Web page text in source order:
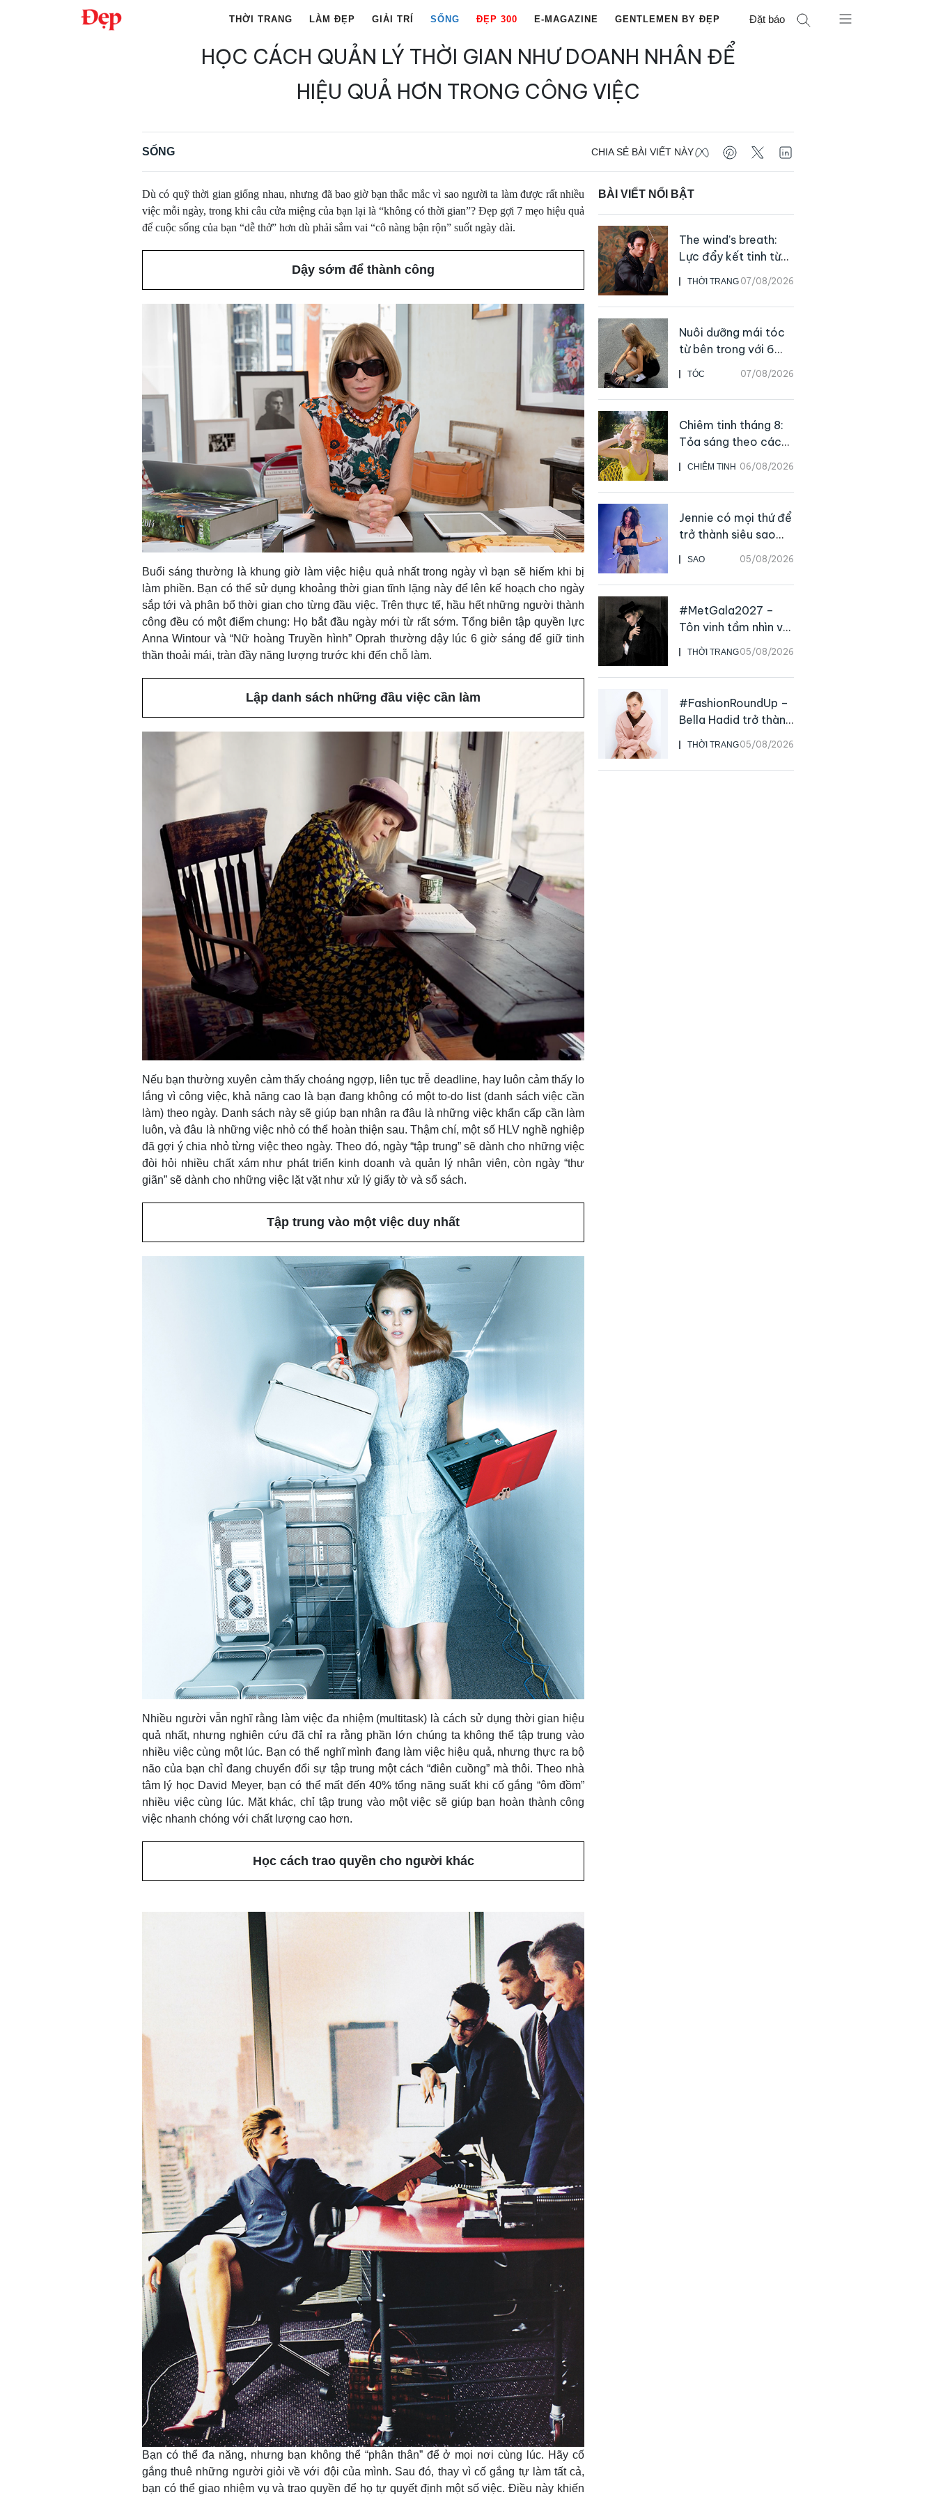
THỜI TRANG LÀM ĐẸP GIẢI TRÍ SỐNG ĐẸP 300 E-MAGAZINE GENTLEMEN BY ĐẸP Đặt báo
HỌC CÁCH QUẢN LÝ THỜI GIAN NHƯ DOANH NHÂN ĐỂ
HIỆU QUẢ HƠN TRONG CÔNG VIỆC
SỐNG CHIA SẺ BÀI VIẾT NÀY
Dù có quỹ thời gian giống nhau, nhưng đã bao giờ bạn thắc mắc vì sao người ta làm được rất nhiều
việc mỗi ngày, trong khi câu cửa miệng của bạn lại là “không có thời gian”? Đẹp gợi 7 mẹo hiệu quả
để cuộc sống của bạn “dễ thở” hơn dù phải sắm vai “cô nàng bận rộn” suốt ngày dài.
Dậy sớm để thành công
Buổi sáng thường là khung giờ làm việc hiệu quả nhất trong ngày vì bạn sẽ hiếm khi bị
làm phiền. Bạn có thể sử dụng khoảng thời gian tĩnh lặng này để lên kế hoạch cho ngày
sắp tới và phân bổ thời gian cho từng đầu việc. Trên thực tế, hầu hết những người thành
công đều có một điểm chung: Họ bắt đầu ngày mới từ rất sớm. Tổng biên tập quyền lực
Anna Wintour và “Nữ hoàng Truyền hình” Oprah thường dậy lúc 6 giờ sáng để giữ tinh
thần thoải mái, tràn đầy năng lượng trước khi đến chỗ làm.
Lập danh sách những đầu việc cần làm
Nếu bạn thường xuyên cảm thấy choáng ngợp, liên tục trễ deadline, hay luôn cảm thấy lo
lắng vì công việc, khả năng cao là bạn đang không có một to-do list (danh sách việc cần
làm) theo ngày. Danh sách này sẽ giúp bạn nhận ra đâu là những việc khẩn cấp cần làm
luôn, và đâu là những việc nhỏ có thể hoàn thiện sau. Thậm chí, một số HLV nghề nghiệp
đã gợi ý chia nhỏ từng việc theo ngày. Theo đó, ngày “tập trung” sẽ dành cho những việc
đòi hỏi nhiều chất xám như phát triển kinh doanh và quản lý nhân viên, còn ngày “thư
giãn” sẽ dành cho những việc lặt vặt như xử lý giấy tờ và sổ sách.
Tập trung vào một việc duy nhất
Nhiều người vẫn nghĩ rằng làm việc đa nhiệm (multitask) là cách sử dụng thời gian hiệu
quả nhất, nhưng nghiên cứu đã chỉ ra rằng phần lớn chúng ta không thể tập trung vào
nhiều việc cùng một lúc. Bạn có thể nghĩ mình đang làm việc hiệu quả, nhưng thực ra bộ
não của bạn chỉ đang chuyển đổi sự tập trung một cách “điên cuồng” mà thôi. Theo nhà
tâm lý học David Meyer, bạn có thể mất đến 40% tổng năng suất khi cố gắng “ôm đồm”
nhiều việc cùng lúc. Mặt khác, chỉ tập trung vào một việc sẽ giúp bạn hoàn thành công
việc nhanh chóng với chất lượng cao hơn.
Học cách trao quyền cho người khác
Bạn có thể đa năng, nhưng bạn không thể “phân thân” để ở mọi nơi cùng lúc. Hãy cố
gắng thuê những người giỏi về với đội của mình. Sau đó, thay vì cố gắng tự làm tất cả,
bạn có thể giao nhiệm vụ và trao quyền để họ tự quyết định một số việc. Điều này khiến
BÀI VIẾT NỔI BẬT
THỜI TRANG 07/08/2026
The wind’s breath:
Lực đẩy kết tinh từ
sự kiên định
TÓC 07/08/2026
Nuôi dưỡng mái tóc
từ bên trong với 6
thực phẩm giàu
dưỡng chất
CHIÊM TINH 06/08/2026
Chiêm tinh tháng 8:
Tỏa sáng theo cách
của chính mình
SAO 05/08/2026
Jennie có mọi thứ để
trở thành siêu sao
live
THỜI TRANG05/08/2026
#MetGala2027 –
Tôn vinh tầm nhìn và
sức ảnh hưởng sâu
rộng của NTK John
Galliano
THỜI TRANG05/08/2026
#FashionRoundUp –
Bella Hadid trở thành
Đại sứ Toàn cầu của
Prada Beauty,
CHANEL mua lại